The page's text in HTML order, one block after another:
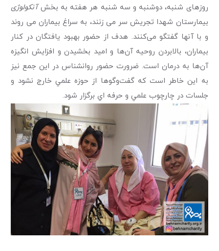
روزهای شنبه، دوشنبه و سه شنبه هر هفته به بخشآنکولوژی
بیمارستان شهدا تجریش سر می زنند، به سراغ بیماران می روند
و با آنها گفتگو می‌کنند. هدف از حضور بهبود یافتگان در کنار
بیماران، بالابردن روحیه آن‌ها و امید بخشیدن و افزایش انگیزه
آن‌ها به درمان است. ضرورت حضور روانشناس در این جمع نیز
به این خاطر است که گفت‌وگو‌ها از حوزه علمي خارج نشود و
جلسات در چارچوب علمي و حرفه اي برگزار شود.